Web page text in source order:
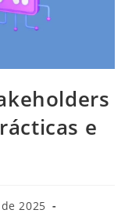
e
2025